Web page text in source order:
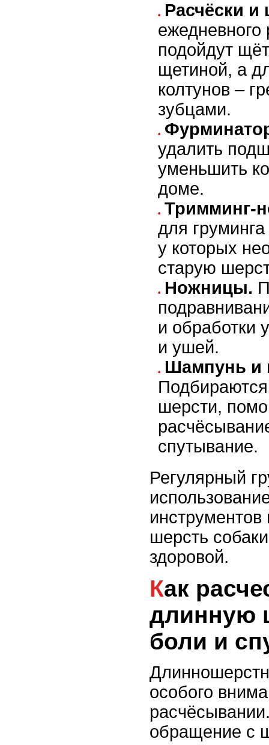
Расчёски и
ежедневного
подойдут
щетиной, а
колтунов –
зубцами.
удалить
уменьшить
доме.
Тримминг-
для
у которых
старую
Ножницы.
и обработки
и ушей.
Шампунь и
шерсти,
спутывание.
Регулярный
инструментов
шерсть
здоровой.
Как расчесывать
длинную
боли и
особого
обращение с